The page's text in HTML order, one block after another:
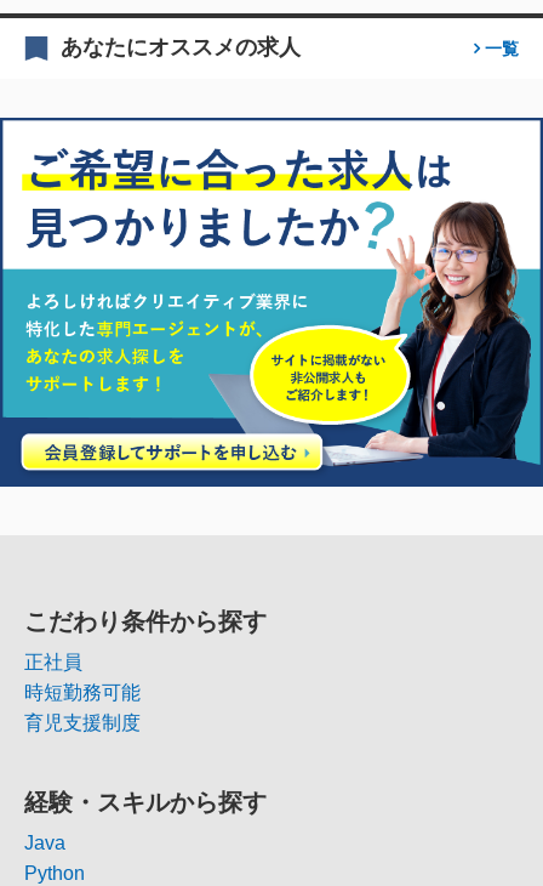
あなたにオススメの求人 一覧
こだわり条件から探す
正社員
時短勤務可能
育児支援制度
経験・スキルから探す
Java
Python